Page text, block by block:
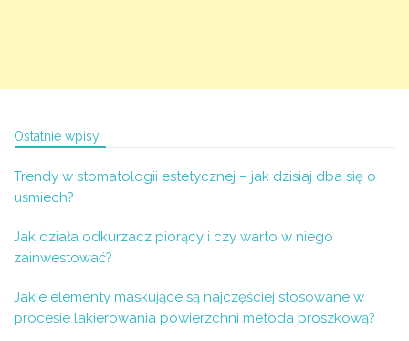
Ostatnie wpisy
Trendy w stomatologii estetycznej – jak dzisiaj dba się o
uśmiech?
Jak działa odkurzacz piorący i czy warto w niego
zainwestować?
Jakie elementy maskujące są najczęściej stosowane w
procesie lakierowania powierzchni metoda proszkową?